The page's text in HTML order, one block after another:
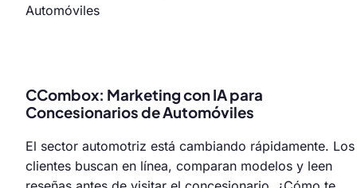
CCombox: Marketing con IA para
Concesionarios de Automóviles
El sector automotriz está cambiando rápidamente. Los
clientes buscan en línea, comparan modelos y leen